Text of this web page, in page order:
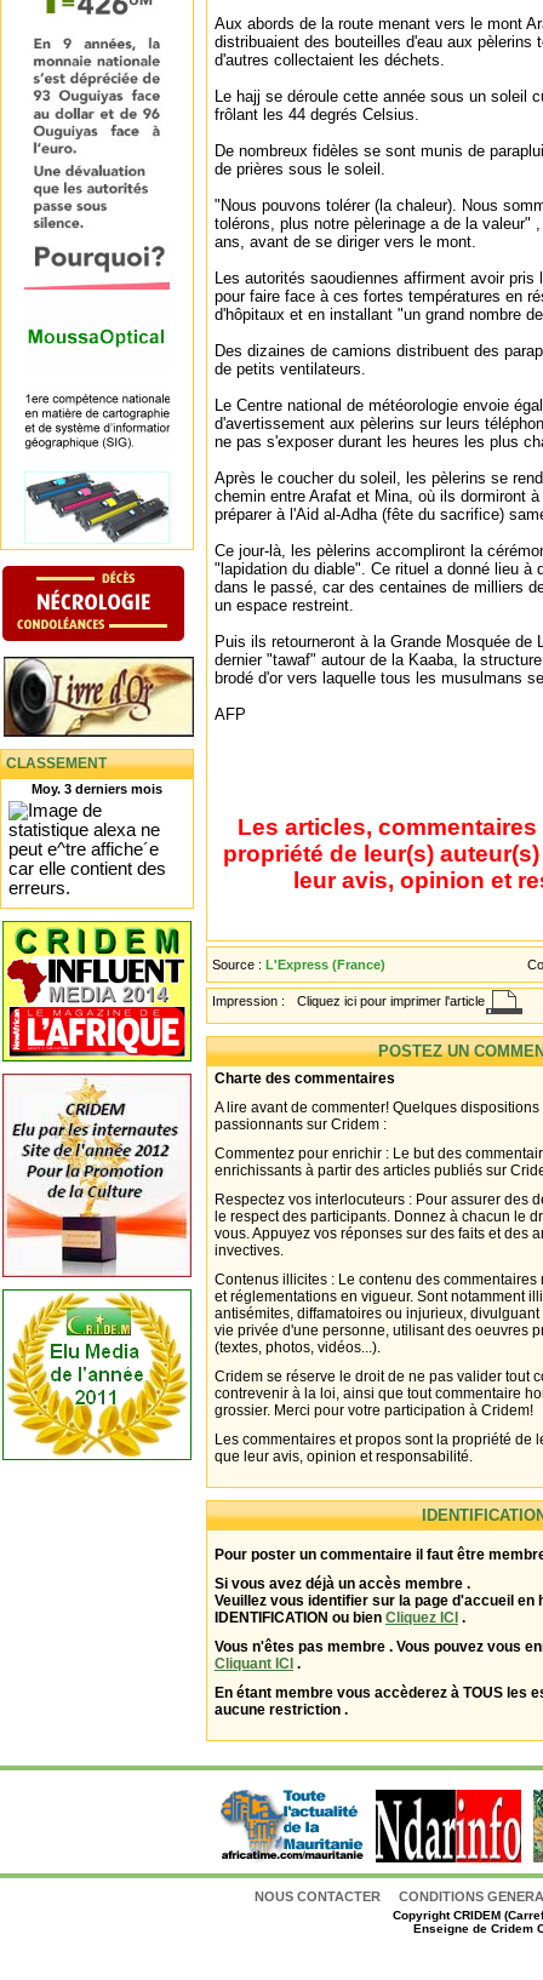
CLASSEMENT
Moy. 3 derniers mois
Aux abords de la route menant vers le mont
distribuaient des bouteilles d'eau aux pèlerins
d'autres collectaient les déchets.
Le hajj se déroule cette année sous un soleil
frôlant les 44 degrés Celsius.
De nombreux fidèles se sont munis de
de prières sous le soleil.
"Nous pouvons tolérer (la chaleur). Nous
tolérons, plus notre pèlerinage a de la valeur"
ans, avant de se diriger vers le mont.
Les autorités saoudiennes affirment avoir
pour faire face à ces fortes températures en
d'hôpitaux et en installant "un grand nombre
Des dizaines de camions distribuent des
de petits ventilateurs.
Le Centre national de météorologie envoie
d'avertissement aux pèlerins sur leurs
ne pas s'exposer durant les heures les plus
Après le coucher du soleil, les pèlerins se
chemin entre Arafat et Mina, où ils dormiront
préparer à l'Aid al-Adha (fête du sacrifice)
Ce jour-là, les pèlerins accompliront la
"lapidation du diable". Ce rituel a donné lieu à
dans le passé, car des centaines de milliers
un espace restreint.
Puis ils retourneront à la Grande Mosquée de
dernier "tawaf" autour de la Kaaba, la
brodé d'or vers laquelle tous les musulmans
AFP
Les articles,
propriété de leur(s)
leur avis, opinion et
Source : L'Express (France)
Impression : Cliquez ici pour imprimer l'article
POSTEZ UN
Charte des commentaires
A lire avant de commenter! Quelques
passionnants sur Cridem :
Commentez pour enrichir : Le but des
enrichissants à partir des articles publiés sur
Respectez vos interlocuteurs : Pour assurer des
le respect des participants. Donnez à chacun le
vous. Appuyez vos réponses sur des faits et des
invectives.
Contenus illicites : Le contenu des
et réglementations en vigueur. Sont notamment
antisémites, diffamatoires ou injurieux,
vie privée d'une personne, utilisant des oeuvres
(textes, photos, vidéos...).
Cridem se réserve le droit de ne pas valider tout
contrevenir à la loi, ainsi que tout commentaire
grossier. Merci pour votre participation à Cridem!
Les commentaires et propos sont la propriété de
que leur avis, opinion et responsabilité.
Pour poster un commentaire il faut être
Si vous avez déjà un accès membre .
Veuillez vous identifier sur la page d'accueil en
IDENTIFICATION ou bien Cliquez ICI .
Vous n'êtes pas membre . Vous pouvez vous
Cliquant ICI .
En étant membre vous accèderez à TOUS les
aucune restriction .
NOUS CONTACTER CONDITIONS
CopyrightCRIDEM
Enseigne de Cridem